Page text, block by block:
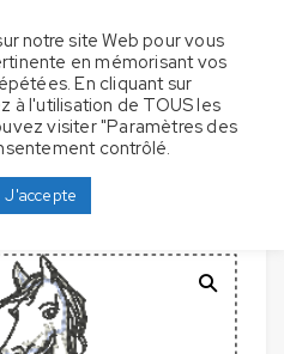
Chevaux / Licornes
– Cheval et Licorne avec reflet
notre site Web pour vous
en mémorisant vos
En cliquant sur
à l'utilisation de TOUS les
visiter "Paramètres des
contrôlé.
J'accepte